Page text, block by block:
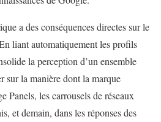
a des conséquences directes sur le
liant automatiquement les profils
la perception d’un ensemble
sur la manière dont la marque
Panels, les carrousels de réseaux
et demain, dans les réponses des